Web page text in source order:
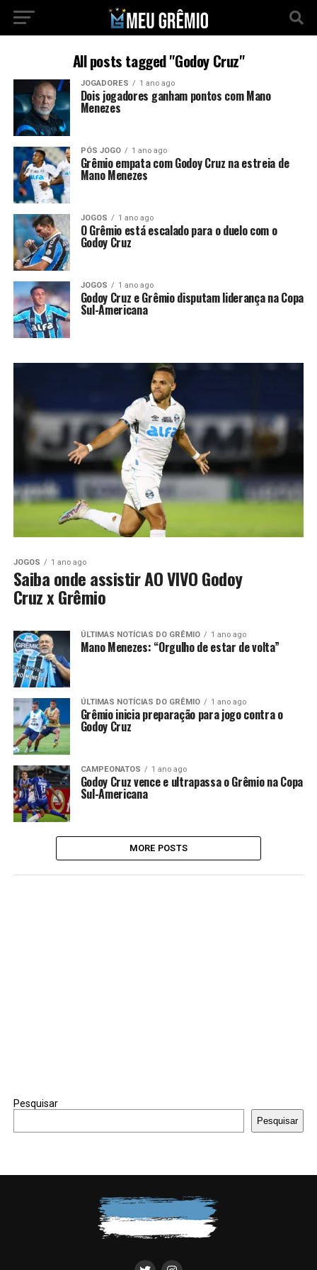
All posts tagged "Godoy Cruz"
JOGADORES 1 ano ago
Dois jogadores ganham pontos com Mano
Menezes
PÓS JOGO 1 ano ago
Grêmio empata com Godoy Cruz na estreia de
Mano Menezes
JOGOS 1 ano ago
O Grêmio está escalado para o duelo com o
Godoy Cruz
JOGOS 1 ano ago
Godoy Cruz e Grêmio disputam liderança na Copa
Sul-Americana
JOGOS 1 ano ago
Saiba onde assistir AO VIVO Godoy
Cruz x Grêmio
ÚLTIMAS NOTÍCIAS DO GRÊMIO 1 ano ago
Mano Menezes: “Orgulho de estar de volta”
ÚLTIMAS NOTÍCIAS DO GRÊMIO 1 ano ago
Grêmio inicia preparação para jogo contra o
Godoy Cruz
CAMPEONATOS 1 ano ago
Godoy Cruz vence e ultrapassa o Grêmio na Copa
Sul-Americana
MORE POSTS
Pesquisar
Pesquisar